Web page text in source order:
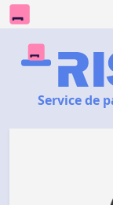
Service de